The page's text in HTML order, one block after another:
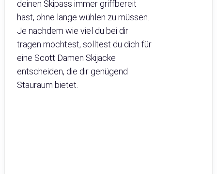
deinen Skipass immer griffbereit
hast, ohne lange wühlen zu müssen.
Je nachdem wie viel du bei dir
tragen möchtest, solltest du dich für
eine Scott Damen Skijacke
entscheiden, die dir genügend
Stauraum bietet.